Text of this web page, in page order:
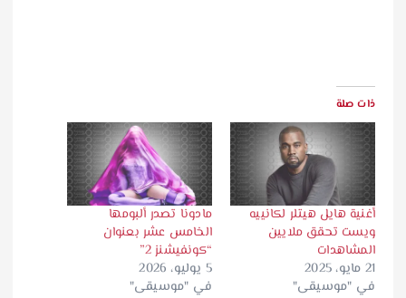
ذات صلة
أغنية هايل هيتلر لكانييه
ويست تحقق ملايين
المشاهدات
21 مايو، 2025
في "موسيقى"
مادونا تصدر ألبومها
الخامس عشر بعنوان
“كونفيشنز 2”
5 يوليو، 2026
في "موسيقى"